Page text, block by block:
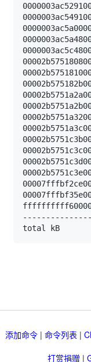
total
添加命令 | 命令列表 |
打赏捐赠 |